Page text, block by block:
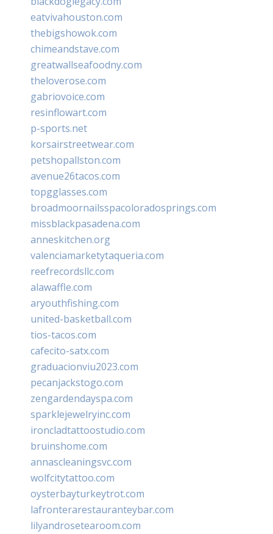
eatvivahouston.com
thebigshowok.com
chimeandstave.com
greatwallseafoodny.com
theloverose.com
gabriovoice.com
resinflowart.com
p-sports.net
korsairstreetwear.com
petshopallston.com
avenue26tacos.com
topgglasses.com
broadmoornailsspacoloradosprings.com
missblackpasadena.com
anneskitchen.org
valenciamarketytaqueria.com
reefrecordsllc.com
alawaffle.com
aryouthfishing.com
united-basketball.com
tios-tacos.com
cafecito-satx.com
graduacionviu2023.com
pecanjackstogo.com
zengardendayspa.com
sparklejewelryinc.com
ironcladtattoostudio.com
bruinshome.com
annascleaningsvc.com
wolfcitytattoo.com
oysterbayturkeytrot.com
lafronterarestauranteybar.com
lilyandrosetearoom.com